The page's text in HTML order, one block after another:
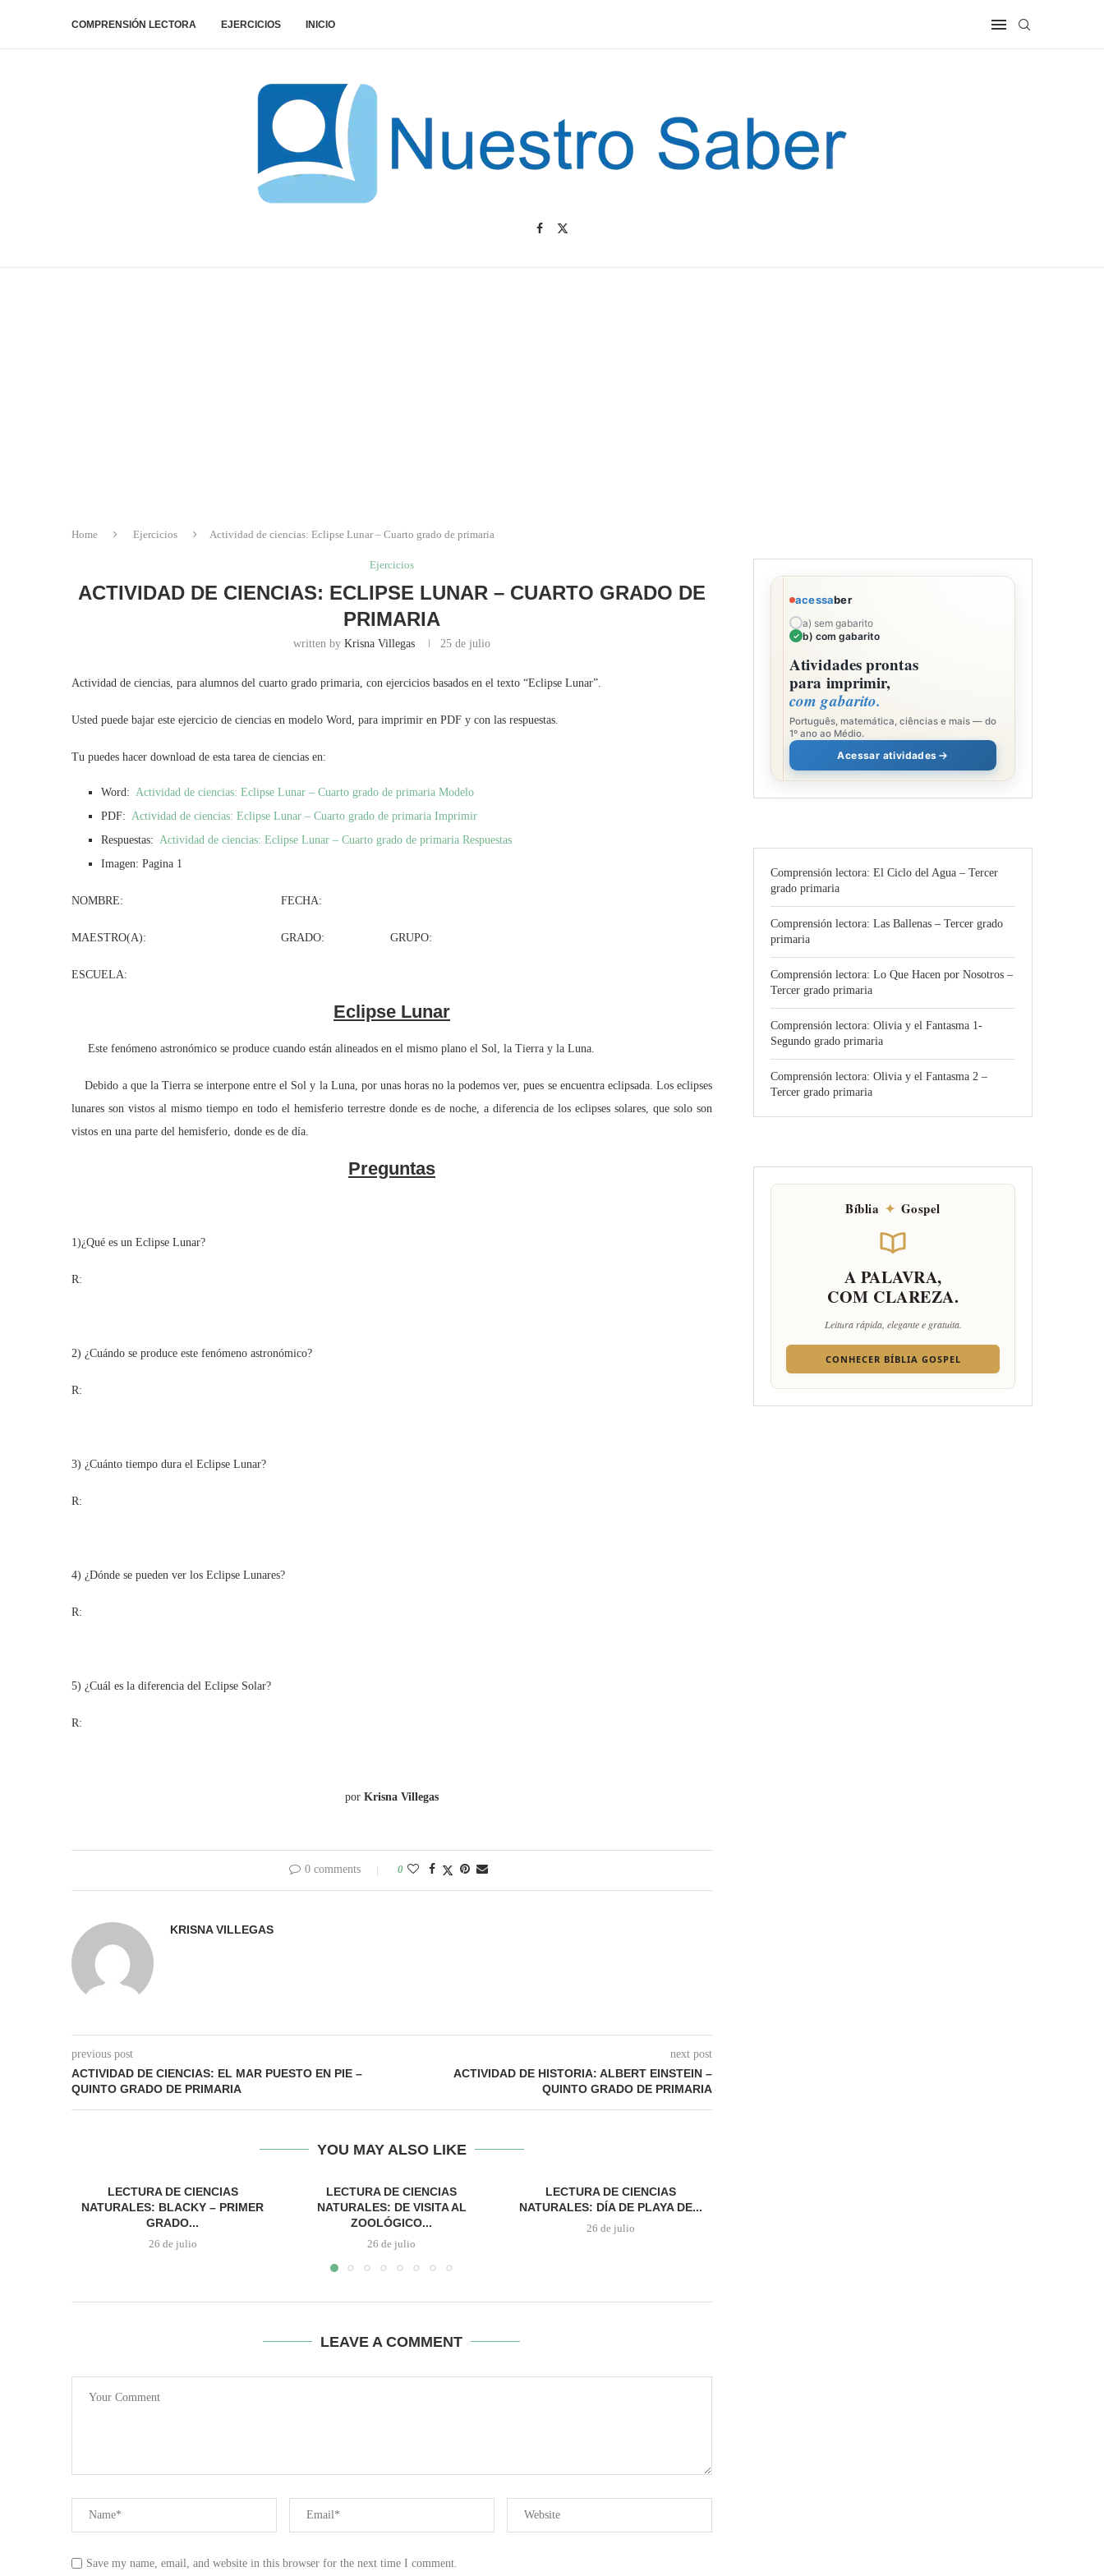
COMPRENSIÓN LECTORA EJERCICIOS INICIO
Home Ejercicios Actividad de ciencias: Eclipse Lunar – Cuarto grado de primaria
Ejercicios
ACTIVIDAD DE CIENCIAS: ECLIPSE LUNAR – CUARTO GRADO DE
PRIMARIA
written by Krisna Villegas 25 de julio
Actividad de ciencias, para alumnos del cuarto grado primaria, con ejercicios basados en el texto “Eclipse Lunar”.
Usted puede bajar este ejercicio de ciencias en modelo Word, para imprimir en PDF y con las respuestas.
Tu puedes hacer download de esta tarea de ciencias en:
Word: Actividad de ciencias: Eclipse Lunar – Cuarto grado de primaria Modelo
PDF: Actividad de ciencias: Eclipse Lunar – Cuarto grado de primaria Imprimir
Respuestas: Actividad de ciencias: Eclipse Lunar – Cuarto grado de primaria Respuestas
Imagen: Pagina 1
NOMBRE: FECHA:
MAESTRO(A): GRADO: GRUPO:
ESCUELA:
Eclipse Lunar
Este fenómeno astronómico se produce cuando están alineados en el mismo plano el Sol, la Tierra y la Luna.
Debido a que la Tierra se interpone entre el Sol y la Luna, por unas horas no la podemos ver, pues se encuentra eclipsada. Los eclipses
lunares son vistos al mismo tiempo en todo el hemisferio terrestre donde es de noche, a diferencia de los eclipses solares, que solo son
vistos en una parte del hemisferio, donde es de día.
Preguntas
1)¿Qué es un Eclipse Lunar?
R:
2) ¿Cuándo se produce este fenómeno astronómico?
R:
3) ¿Cuánto tiempo dura el Eclipse Lunar?
R:
4) ¿Dónde se pueden ver los Eclipse Lunares?
R:
5) ¿Cuál es la diferencia del Eclipse Solar?
R:
por Krisna Villegas
0 comments 0
KRISNA VILLEGAS
previous post
ACTIVIDAD DE CIENCIAS: EL MAR PUESTO EN PIE –
QUINTO GRADO DE PRIMARIA
next post
ACTIVIDAD DE HISTORIA: ALBERT EINSTEIN –
QUINTO GRADO DE PRIMARIA
YOU MAY ALSO LIKE
LECTURA DE CIENCIAS
NATURALES: BLACKY – PRIMER
GRADO...
26 de julio
LECTURA DE CIENCIAS
NATURALES: DE VISITA AL
ZOOLÓGICO...
26 de julio
LECTURA DE CIENCIAS
NATURALES: DÍA DE PLAYA DE...
26 de julio
LEAVE A COMMENT
Save my name, email, and website in this browser for the next time I comment.
acessaber
a) sem gabarito
b) com gabarito
Atividades prontas
para imprimir,
com gabarito.
Português, matemática, ciências e mais — do
1º ano ao Médio.
Acessar atividades
Comprensión lectora: El Ciclo del Agua – Tercer
grado primaria
Comprensión lectora: Las Ballenas – Tercer grado
primaria
Comprensión lectora: Lo Que Hacen por Nosotros –
Tercer grado primaria
Comprensión lectora: Olivia y el Fantasma 1-
Segundo grado primaria
Comprensión lectora: Olivia y el Fantasma 2 –
Tercer grado primaria
Bíblia ✦ Gospel
A PALAVRA,
COM CLAREZA.
Leitura rápida, elegante e gratuita.
CONHECER BÍBLIA GOSPEL